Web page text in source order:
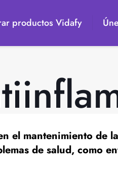
productos Vidafy
el mantenimiento de
de salud, como